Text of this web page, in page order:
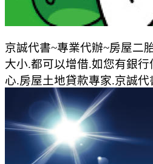
京誠代書~專業代辦~房屋二
大小.都可以增借.如您有銀
心.房屋土地貸款專家.京誠